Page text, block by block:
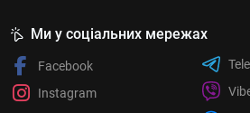
Ми у соціальних мережах
Facebook
Instagram